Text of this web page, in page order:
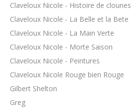
Claveloux Nicole - Histoire de clounes
Claveloux Nicole - La Belle et la Bete
Claveloux Nicole - La Main Verte
Claveloux Nicole - Morte Saison
Claveloux Nicole - Peintures
Claveloux Nicole Rouge bien Rouge
Gilbert Shelton
Greg